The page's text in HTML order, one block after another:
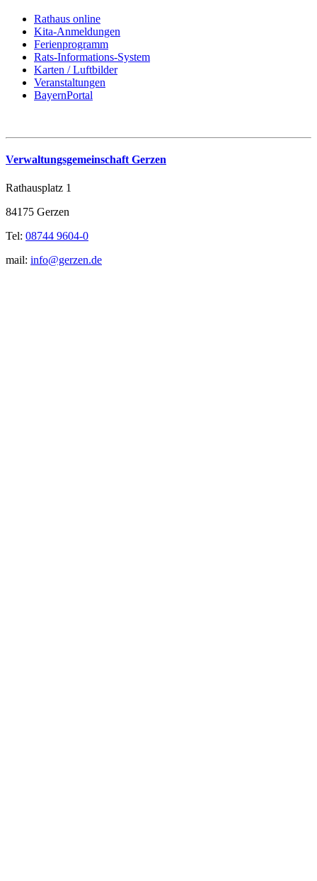
Rathaus online
Kita-Anmeldungen
Ferienprogramm
Rats-Informations-System
Karten / Luftbilder
Veranstaltungen
BayernPortal
Verwaltungsgemeinschaft Gerzen
Rathausplatz 1
84175 Gerzen
Tel: 08744 9604-0
mail: info@gerzen.de